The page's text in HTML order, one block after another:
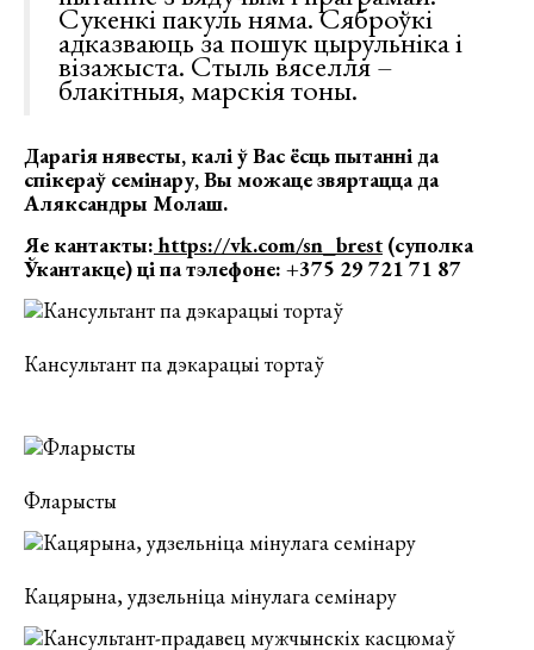
Сукенкі пакуль няма. Сяброўкі
адказваюць за пошук цырульніка і
візажыста. Стыль вяселля –
блакітныя, марскія тоны.
Дарагія нявесты, калі ў Вас ёсць пытанні да
спікераў семінару, Вы можаце звяртацца да
Аляксандры Молаш.
Яе кантакты: https://vk.com/sn_brest (суполка
Ўкантакце) ці па тэлефоне: +375 29 721 71 87
Кансультант па дэкарацыі тортаў
Фларысты
Кацярына, удзельніца мінулага семінару